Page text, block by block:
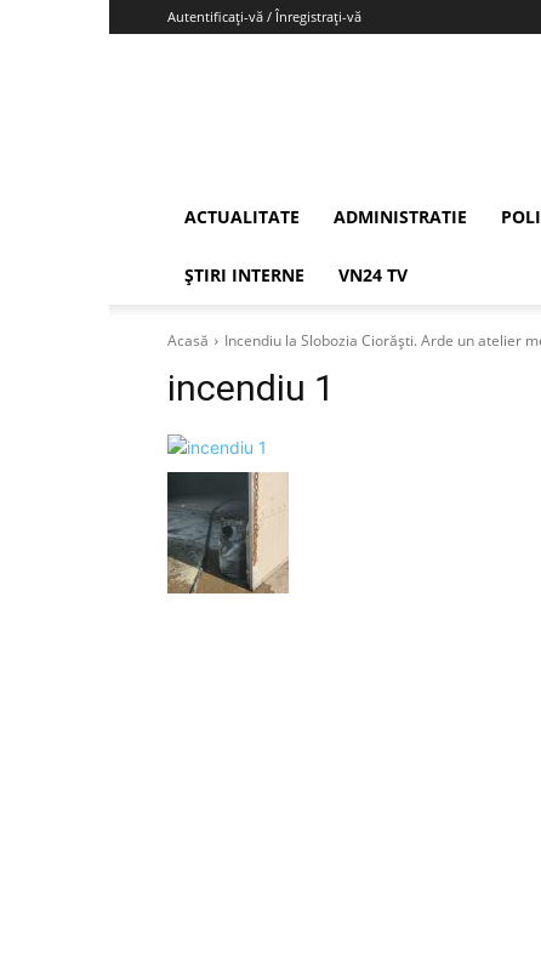
Autentificați-vă / Înregistrați-vă
ACTUALITATE ADMINISTRATIE
ȘTIRI INTERNE VN24 TV
Acasă Incendiu la Slobozia Ciorăști. Arde un atelier
incendiu 1